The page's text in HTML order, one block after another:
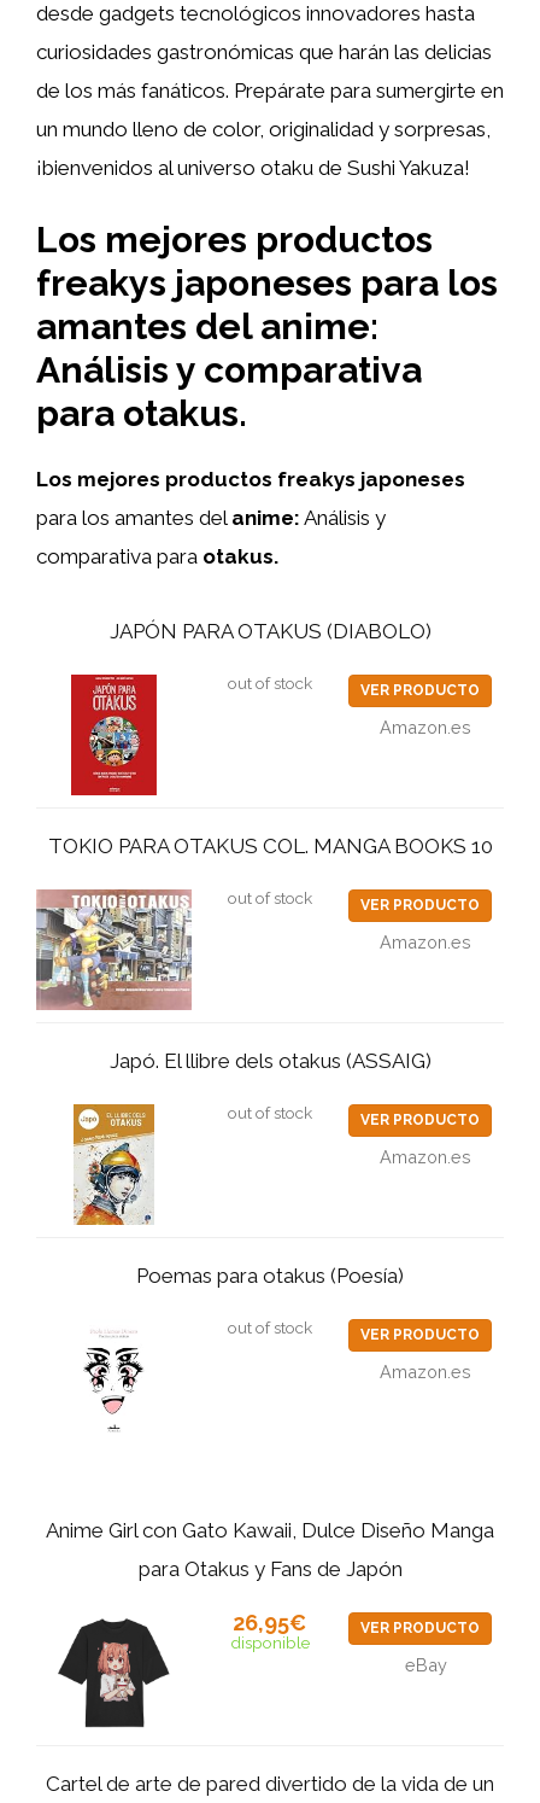
desde gadgets tecnológicos innovadores hasta
curiosidades gastronómicas que harán las delicias
de los más fanáticos. Prepárate para sumergirte en
un mundo lleno de color, originalidad y sorpresas,
¡bienvenidos al universo otaku de Sushi Yakuza!
Los mejores productos
freakys japoneses para los
amantes del anime:
Análisis y comparativa
para otakus.
Los mejores productos freakys japoneses
para los amantes del anime: Análisis y
comparativa para otakus.
JAPÓN PARA OTAKUS (DIABOLO)
out of stock VER PRODUCTO
Amazon.es
TOKIO PARA OTAKUS COL. MANGA BOOKS 10
out of stock VER PRODUCTO
Amazon.es
Japó. El llibre dels otakus (ASSAIG)
out of stock VER PRODUCTO
Amazon.es
Poemas para otakus (Poesía)
out of stock VER PRODUCTO
Amazon.es
Anime Girl con Gato Kawaii, Dulce Diseño Manga
para Otakus y Fans de Japón
26,95€
disponible
VER PRODUCTO
eBay
Cartel de arte de pared divertido de la vida de un